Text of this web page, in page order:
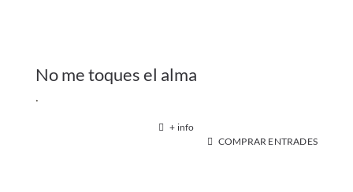
No me toques el alma
.
+ info
COMPRAR ENTRADES